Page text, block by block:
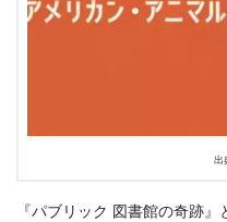
出
『パブリック 図書館の奇跡